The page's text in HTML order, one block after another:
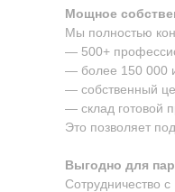
Мощное
Мы полностью
— 500+
— более 150 000
— собственный
— склад готовой
Это позволяет
Выгодно для
Сотрудничество